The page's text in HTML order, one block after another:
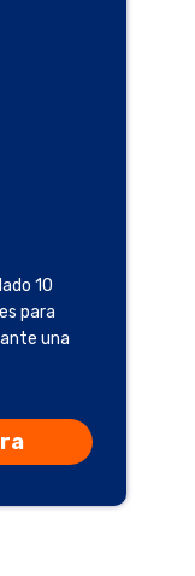
10
para
una